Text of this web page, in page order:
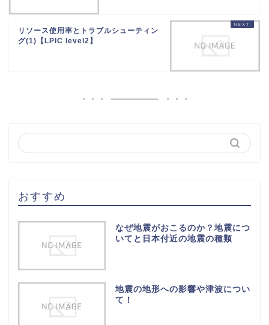
リソース使用率とトラブルシューティン
グ(1)【LPIC level2】
おすすめ
なぜ地震がおこるのか？地震につ
いてと日本付近の地震の種類
地震の地形への影響や津波につい
て！